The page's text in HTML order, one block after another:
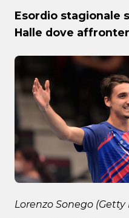
Esordio stagionale
Halle dove
Lorenzo Sonego